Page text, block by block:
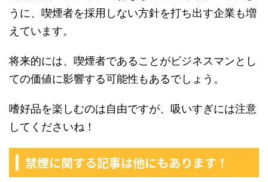
うに、喫煙者を採用しない方針を打ち出す企業も増
えています。
将来的には、喫煙者であることがビジネスマンとし
ての価値に影響する可能性もあるでしょう。
嗜好品を楽しむのは自由ですが、吸いすぎには注意
してくださいね！
禁煙に関する記事は他にもあります！